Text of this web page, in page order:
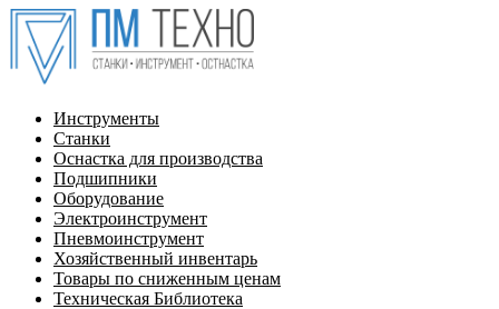
Инструменты
Станки
Оснастка для производства
Подшипники
Оборудование
Электроинструмент
Пневмоинструмент
Хозяйственный инвентарь
Товары по сниженным ценам
Техническая Библиотека